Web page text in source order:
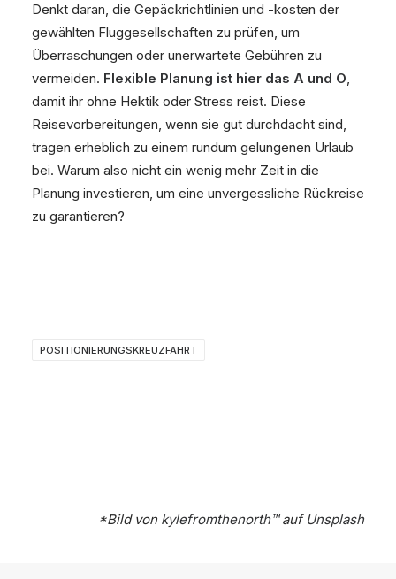
Denkt daran, die Gepäckrichtlinien und -kosten der
gewählten Fluggesellschaften zu prüfen, um
Überraschungen oder unerwartete Gebühren zu
vermeiden. Flexible Planung ist hier das A und O,
damit ihr ohne Hektik oder Stress reist. Diese
Reisevorbereitungen, wenn sie gut durchdacht sind,
tragen erheblich zu einem rundum gelungenen Urlaub
bei. Warum also nicht ein wenig mehr Zeit in die
Planung investieren, um eine unvergessliche Rückreise
zu garantieren?
POSITIONIERUNGSKREUZFAHRT
*Bild von kylefromthenorth™️auf Unsplash